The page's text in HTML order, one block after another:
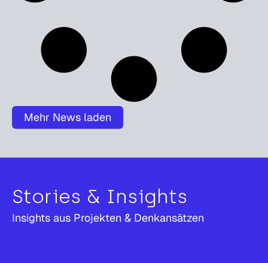
Mehr News laden
Stories & Insights
Insights aus Projekten & Denkansätzen